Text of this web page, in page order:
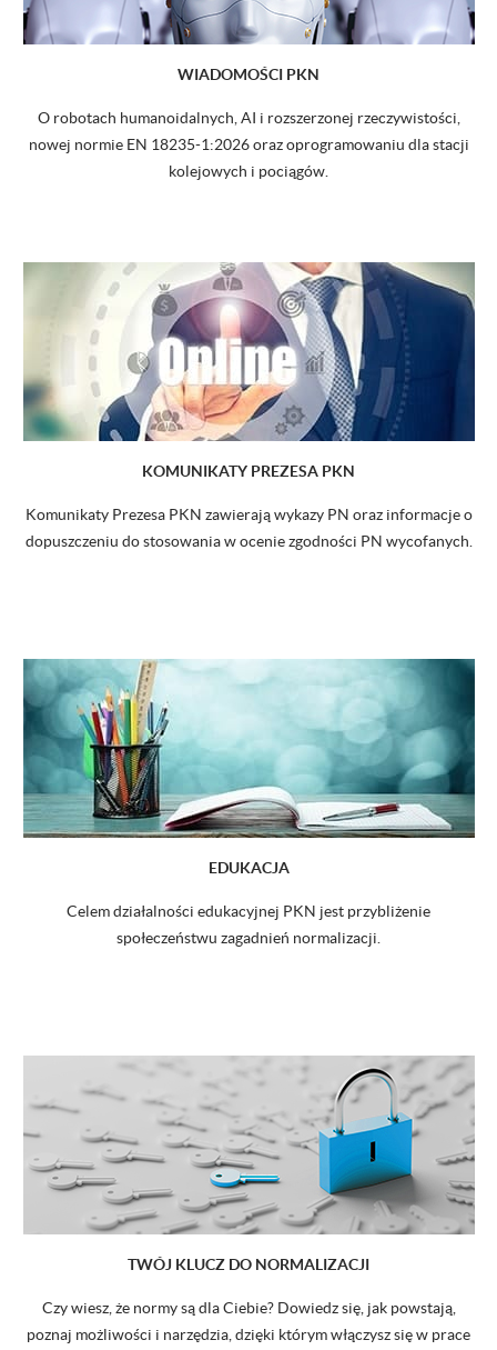
WIADOMOŚCI PKN
O robotach humanoidalnych, AI i rozszerzonej rzeczywistości,
nowej normie EN 18235-1:2026 oraz oprogramowaniu dla stacji
kolejowych i pociągów.
KOMUNIKATY PREZESA PKN
Komunikaty Prezesa PKN zawierają wykazy PN oraz informacje o
dopuszczeniu do stosowania w ocenie zgodności PN wycofanych.
EDUKACJA
Celem działalności edukacyjnej PKN jest przybliżenie
społeczeństwu zagadnień normalizacji.
TWÓJ KLUCZ DO NORMALIZACJI
Czy wiesz, że normy są dla Ciebie? Dowiedz się, jak powstają,
poznaj możliwości i narzędzia, dzięki którym włączysz się w prace